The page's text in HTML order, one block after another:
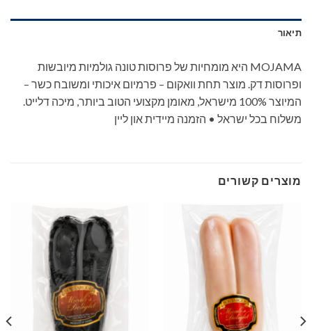
תיאור
MOJAMA היא מומחיות של פרוסות טונה גולמיות מיובשות
ופרוסות דק. מוצר תחת וואקום – פרמיום איכותי ומשובח כשר –
המיוצר 100% מישראל, מאומן מקצועי הטוב ביותר, מיכה דלייט.
משלוח בכל ישראל • הזמנה מיידית און ליין
מוצרים קשורים